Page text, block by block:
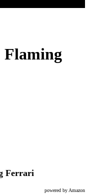
Flaming
Ferrari
powered by Amazon